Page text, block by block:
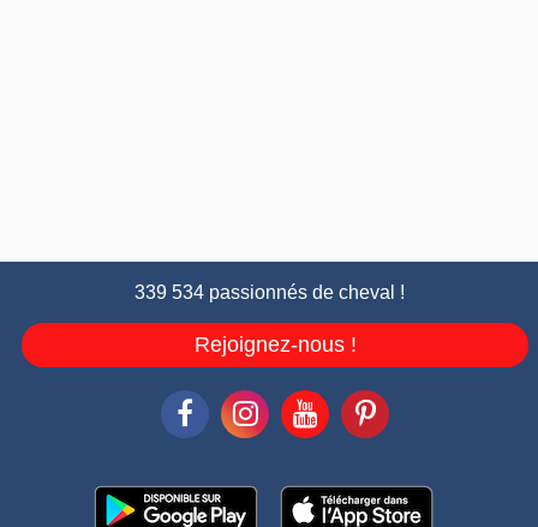
339 534 passionnés de cheval !
Rejoignez-nous !